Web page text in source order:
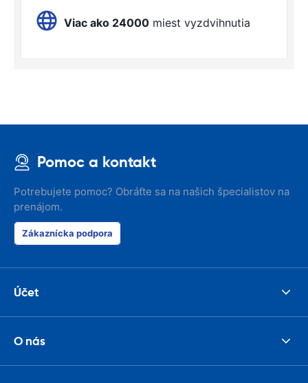
Viac ako 24000 miest vyzdvihnutia
Pomoc a kontakt
Potrebujete pomoc? Obráťte sa na našich špecialistov na
prenájom.
Zákaznícka podpora
Účet
O nás